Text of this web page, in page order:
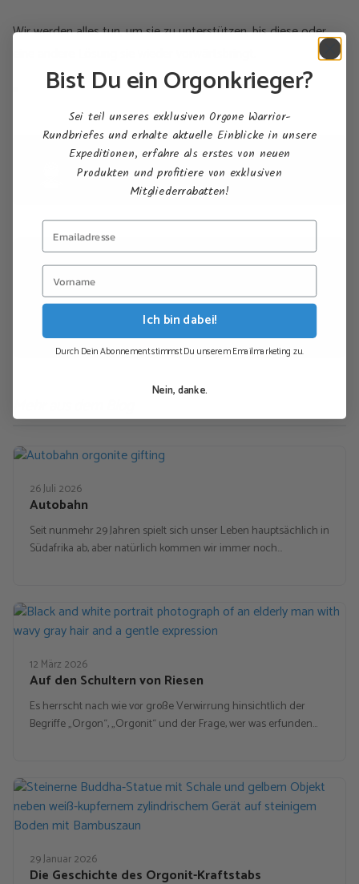
Wir werden alles tun, um sie zu unterstützen, bis diese oder
Georg
Published 27 Januar 2008
Ready to experience orgonite for yourself?
Shop All Products →
26 Juli 2026
Autobahn
Seit nunmehr 29 Jahren spielt sich unser Leben hauptsächlich in
Südafrika ab, aber natürlich kommen wir immer noch…
12 März 2026
Auf den Schultern von Riesen
Es herrscht nach wie vor große Verwirrung hinsichtlich der
Begriffe „Orgon“, „Orgonit“ und der Frage, wer was erfunden…
29 Januar 2026
Die Geschichte des Orgonit-Kraftstabs
Bist Du ein Orgonkrieger?
Sei teil unseres exklusiven Orgone Warrior-
Rundbriefes und erhalte aktuelle Einblicke in unsere
Expeditionen, erfahre als erstes von neuen
Produkten und profitiere von exklusiven
Mitgliederrabatten!
Ich bin dabei!
Durch Dein Abonnement stimmst Du unserem Emailmarketing zu.
Nein, danke.